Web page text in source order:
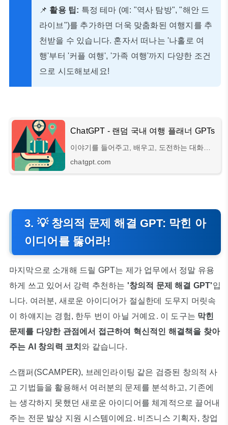
📌 활용 팁: 특정 테마 (예: "역사 탐방", "해안 드
라이브")를 추가하면 더욱 맞춤화된 여행지를 추
천받을 수 있습니다. 혼자서 떠나는 '나홀로 여
행'부터 '커플 여행', '가족 여행'까지 다양한 조건
으로 시도해보세요!
ChatGPT - 랜덤 국내 여행 플래너 GPTs
이야기를 들어주고, 배우고, 도전하는 대화형
chatgpt.com
3. 💡 창의적 문제 해결 GPT: 막힌 아
이디어를 뚫어라!
마지막으로 소개해 드릴 GPT는 제가 업무에서 정말 유용
하게 쓰고 있어서 강력 추천하는 '창의적 문제 해결 GPT'입
니다. 여러분, 새로운 아이디어가 절실한데 도무지 머릿속
이 하얘지는 경험, 한두 번이 아닐 거예요. 이 도구는 막힌
문제를 다양한 관점에서 접근하여 혁신적인 해결책을 찾아
주는 AI 창의력 코치 와 같습니다.
스캠퍼(SCAMPER), 브레인라이팅 같은 검증된 창의적 사
고 기법들을 활용해서 여러분의 문제를 분석하고, 기존에
는 생각하지 못했던 새로운 아이디어를 체계적으로 끌어내
주는 전문 발상 지원 시스템이에요. 비즈니스 기획자, 창업